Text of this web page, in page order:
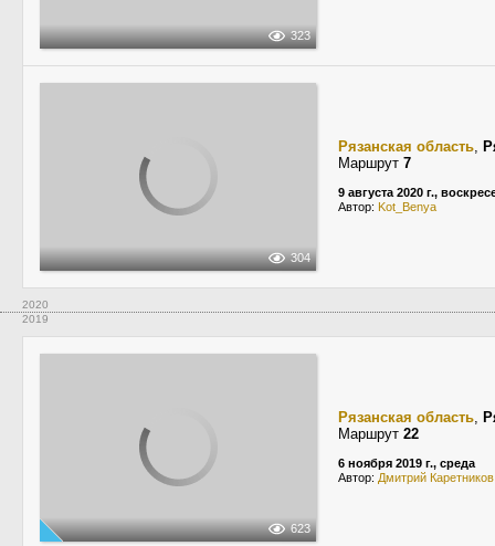
323
304
Рязанская область,
Маршрут 7
9 августа 2020 г.,
Автор: Kot_Benya
2020
2019
623
Рязанская область,
Маршрут 22
6 ноября 2019 г., среда
Автор: Дмитрий Каретников